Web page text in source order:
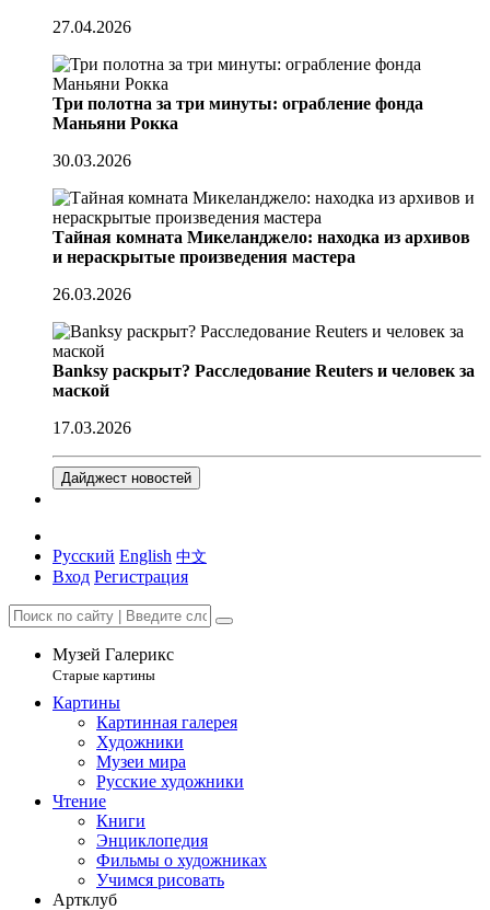
27.04.2026
Три полотна за три минуты: ограбление фонда
Маньяни Рокка
30.03.2026
Тайная комната Микеланджело: находка из архивов
и нераскрытые произведения мастера
26.03.2026
Banksy раскрыт? Расследование Reuters и человек за
маской
17.03.2026
Дайджест новостей
Русский English 中文
Вход Регистрация
Музей Галерикс
Старые картины
Картины
Картинная галерея
Художники
Музеи мира
Русские художники
Чтение
Книги
Энциклопедия
Фильмы о художниках
Учимся рисовать
Артклуб